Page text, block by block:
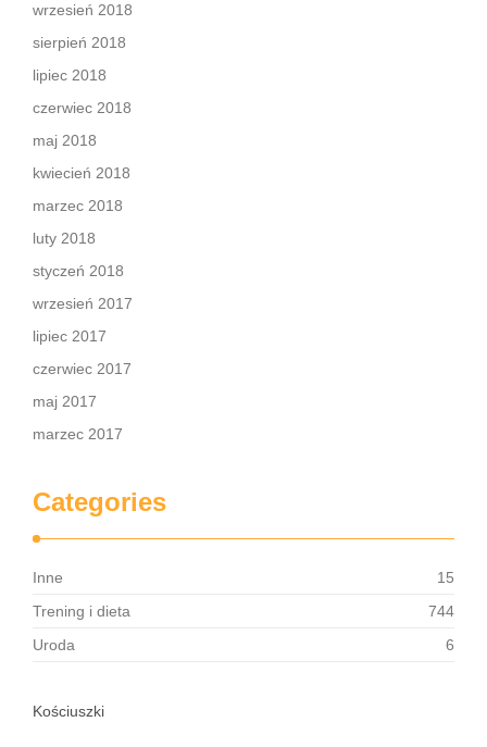
wrzesień 2018
sierpień 2018
lipiec 2018
czerwiec 2018
maj 2018
kwiecień 2018
marzec 2018
luty 2018
styczeń 2018
wrzesień 2017
lipiec 2017
czerwiec 2017
maj 2017
marzec 2017
Categories
Inne
15
Trening i dieta
744
Uroda
6
Kościuszki